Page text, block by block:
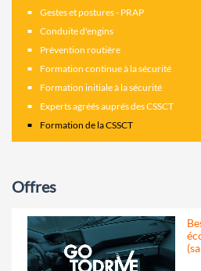
Gestes et postures - PRAP
Conduite d'engins
Prévention routière
Formation continue à la sécurité
Formation initiale à la sécurité
Experts agréés auprés des CSSCT
Formation de la CSSCT
Offres